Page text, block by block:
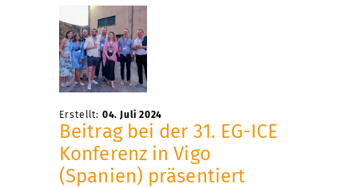
Erstellt: 04. Juli 2024
Beitrag bei der 31. EG-ICE
Konferenz in Vigo
(Spanien) präsentiert